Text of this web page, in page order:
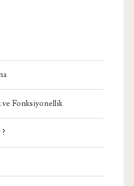
Fonksiyonellik